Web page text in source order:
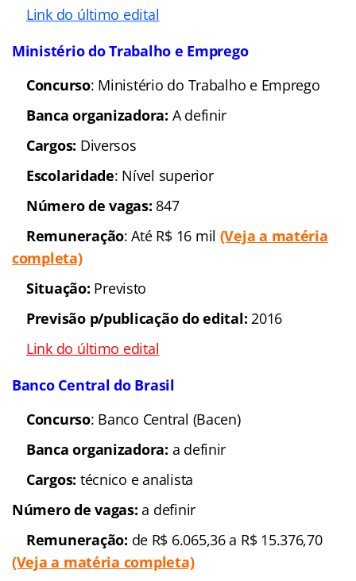
Link do último edital
Ministério do Trabalho e Emprego
Concurso: Ministério do Trabalho e Emprego
Banca organizadora: A definir
Cargos: Diversos
Escolaridade: Nível superior
Número de vagas: 847
Remuneração: Até R$ 16 mil (Veja a matéria
completa)
Situação: Previsto
Previsão p/publicação do edital:2016
Link do último edital
Banco Central do Brasil
Concurso: Banco Central (Bacen)
Banca organizadora: a definir
Cargos: técnico e analista
Número de vagas: a definir
Remuneração: de R$ 6.065,36 a R$ 15.376,70
(Veja a matéria completa)